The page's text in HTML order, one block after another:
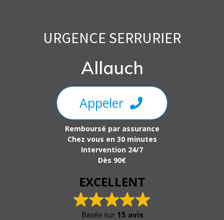
URGENCE SERRURIER
Allauch
Appeler
Remboursé par assurance
Chez vous en 30 minutes
Intervention 24/7
Dès 90€
EXCELLENT
Basée sur 15 avis